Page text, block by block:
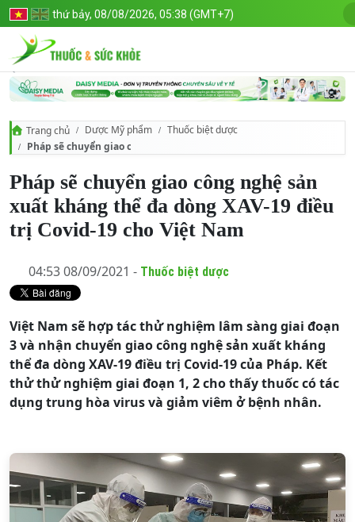
thứ bảy, 08/08/2026, 05:38 (GMT+7)
Trang chủ Dược Mỹ phẩm
Thuốc biệt dược
Pháp sẽ chuyển giao công nghệ sản xuất kháng thể đa dòng XAV-19
Pháp sẽ chuyển giao công nghệ sản
xuất kháng thể đa dòng XAV-19 điều
trị Covid-19 cho Việt Nam
04:53 08/09/2021 - Thuốc biệt dược
Việt Nam sẽ hợp tác thử nghiệm lâm sàng giai đoạn
3 và nhận chuyển giao công nghệ sản xuất kháng
thể đa dòng XAV-19 điều trị Covid-19 của Pháp. Kết
thử thử nghiệm giai đoạn 1, 2 cho thấy thuốc có tác
dụng trung hòa virus và giảm viêm ở bệnh nhân.